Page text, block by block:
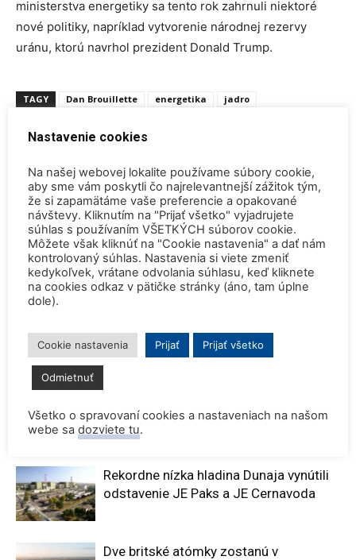
ministerstva energetiky sa tento rok zahrnuli niektoré
nové politiky, napríklad vytvorenie národnej rezervy
uránu, ktorú navrhol prezident Donald Trump.
TAGY Dan Brouillette energetika
jadro
Predchádzajúci článok
Najväčší experiment jadrovej
fúzie na svete dosiahol
medzník
Ďalší článok
Základy druhého bloku
elektrárne Hinkley Point C
SÚVISIACE ČLÁNKY VIAC OD AUTORA
Rekordne nízka hladina Dunaja vynútili
odstavenie JE Paks a JE Cernavoda
Dve britské atómky zostanú v
Nastavenie cookies
Na našej webovej lokalite používame súbory cookie,
aby sme vám poskytli čo najrelevantnejší zážitok tým,
že si zapamätáme vaše preferencie a opakované
návštevy. Kliknutím na "Prijať všetko" vyjadrujete
súhlas s používaním VŠETKÝCH súborov cookie.
Môžete však kliknúť na "Cookie nastavenia" a dať nám
kontrolovaný súhlas. Nastavenia si viete zmeniť
kedykoľvek, vrátane odvolania súhlasu, keď kliknete
na cookies odkaz v pätičke stránky (áno, tam úplne
dole).
Cookie nastavenia Prijať Prijať všetko
Odmietnuť
Všetko o spravovaní cookies a nastaveniach na našom
webe sa dozviete tu.